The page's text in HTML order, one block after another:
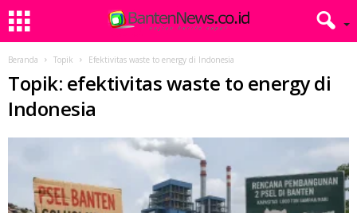
Beranda Topik Efektivitas waste to energy di Indonesia
Topik: efektivitas waste to energy di
Indonesia